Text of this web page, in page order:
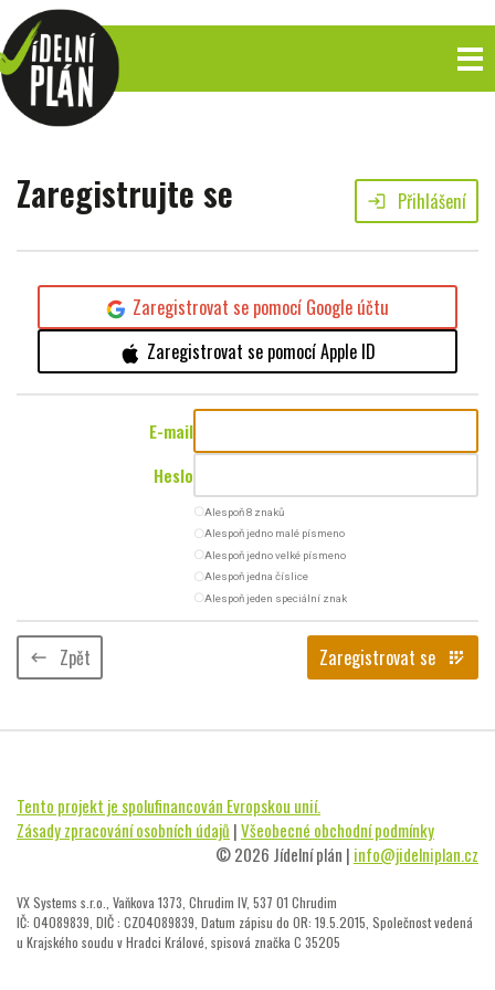
Zaregistrujte se login Přihlášení
Zaregistrovat se pomocí Google účtu
Zaregistrovat se pomocí Apple ID
E-mail
Heslo
radio_button_uncheckedAlespoň 8 znaků
radio_button_uncheckedAlespoň jedno malé písmeno
radio_button_uncheckedAlespoň jedno velké písmeno
radio_button_uncheckedAlespoň jedna číslice
radio_button_uncheckedAlespoň jeden speciální znak
keyboard_backspace Zpět Zaregistrovat se app_registration
Tento projekt je spolufinancován Evropskou unií.
Zásady zpracování osobních údajů |Všeobecné obchodní podmínky
© 2026 Jídelní plán | info@jidelniplan.cz
VX Systems s.r.o., Vaňkova 1373, Chrudim IV, 537 01 Chrudim
IČ: 04089839, DIČ : CZ04089839, Datum zápisu do OR: 19.5.2015, Společnost vedená
u Krajského soudu v Hradci Králové, spisová značka C 35205